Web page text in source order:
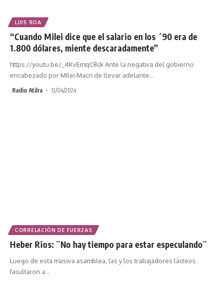
LUIS ROA
“Cuando Milei dice que el salario en los ´90 era de
1.800 dólares, miente descaradamente”
https://youtu.be/_4KvEmqC8ck Ante la negativa del gobierno
encabezado por Milei-Macri de llevar adelante…
Radio Atilra 12/04/2024
CORRELACIÓN DE FUERZAS
Heber Rios: ¨No hay tiempo para estar especulando¨
Luego de esta masiva asamblea, las y los trabajadores lácteos
facultaron a…